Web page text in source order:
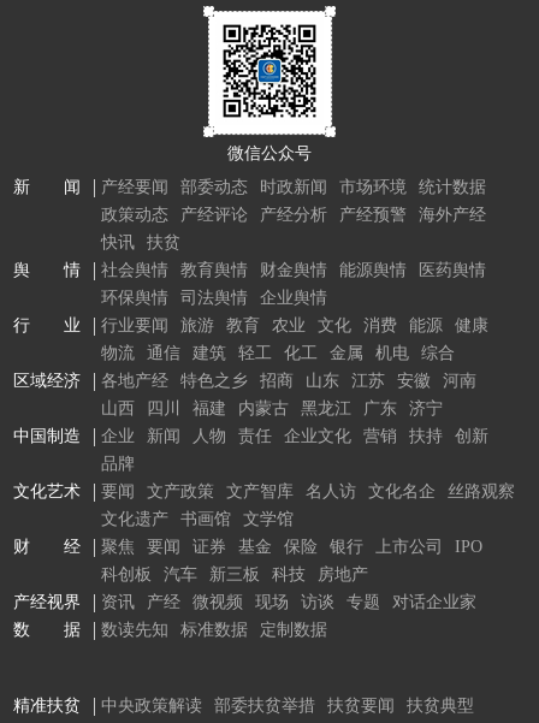
微信公众号
新 闻
产经要闻 部委动态 时政新闻 市场环境
统计数据
政策动态
产经评论 产经分析 产经预警
海外产经
快讯
扶贫
舆 情
社会舆情 教育舆情 财金舆情 能源舆情
医药舆情
环保舆情
司法舆情
企业舆情
行 业
行业要闻 旅游 教育 农业 文化 消费 能源
健康
物流
通信 建筑 轻工 化工 金属 机电
综合
区域经济
各地产经 特色之乡 招商 山东 江苏 安徽
河南
山西
四川 福建 内蒙古 黑龙江 广东
济宁
中国制造
企业 新闻 人物 责任 企业文化 营销 扶持
创新
品牌
文化艺术
要闻 文产政策 文产智库 名人访 文化名企
丝路观察
文化遗产
书画馆
文学馆
财 经
聚焦 要闻 证券 基金 保险 银行 上市公司
IPO
科创板
汽车 新三板 科技
房地产
产经视界
资讯 产经 微视频 现场 访谈 专题
对话企业家
数 据
数读先知 标准数据 定制数据
精准扶贫 中央政策解读 部委扶贫举措 扶贫要闻 扶贫典型